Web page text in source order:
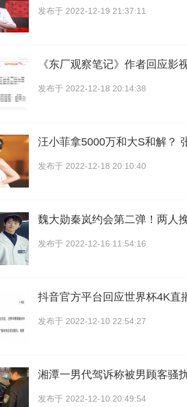
发布于 2022-12-19 21:37:11
《东厂观察笔记》作者回应影
发布于 2022-12-18 20:14:38
汪小菲拿5000万和大S和解？
发布于 2022-12-18 20:10:40
魏大勋秦岚约会第二弹！两人
发布于 2022-12-16 11:54:16
抖音官方平台回应世界杯4K直
发布于 2022-12-10 22:54:27
湘潭一男代驾诉称被男顾客骚
发布于 2022-12-10 20:49:54